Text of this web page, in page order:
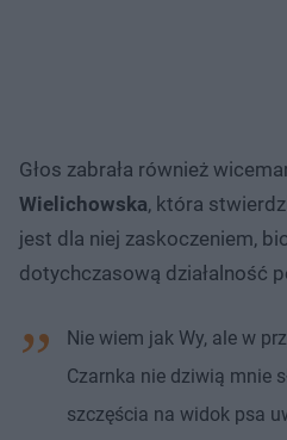
Głos zabrała również
Wielichowska, która
jest dla niej zaskoczeniem,
dotychczasową działalność
Nie wiem jak Wy, ale w
Czarnka nie dziwią mnie
szczęścia na widok psa